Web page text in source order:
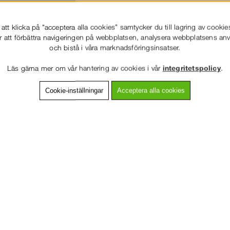
Detaljerad info
till skylift som innehåller vår senaste sele som är av elastiskt
som dessutom är godkänt för vassa kanter. Allt packeterat i en rejäl
Standard
klicka på "acceptera alla cookies" samtycker du till lagring av
att förbättra navigeringen på webbplatsen, analysera webbplatsens
och bistå i våra marknadsföringsinsatser.
Läs gärna mer om vår hantering av cookies i vår integritetspolicy.
Cookie-inställningar Acceptera alla cookies